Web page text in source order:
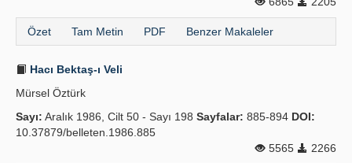
Özet Tam Metin PDF Benzer Makaleler
Hacı Bektaş-ı Veli
Mürsel Öztürk
Sayı: Aralık 1986, Cilt 50 - Sayı 198 Sayfalar: 885-894 DOI:
10.37879/belleten.1986.885
5565
2266